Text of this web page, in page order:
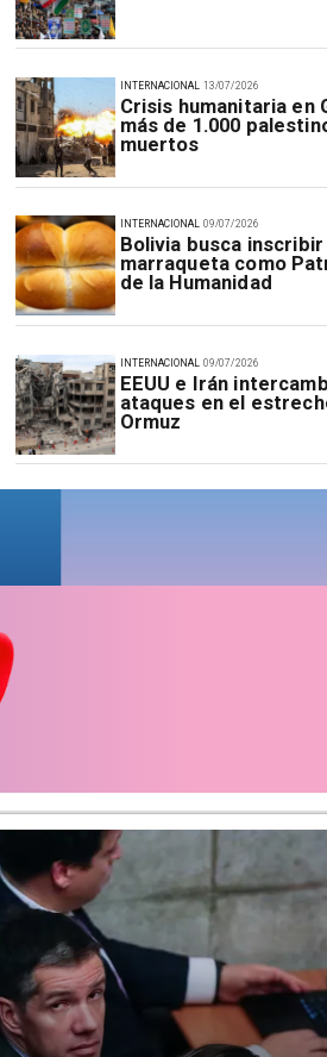
13/07/2026
Crisis humanitaria en
más de 1.000
muertos
INTERNACIONAL
09/07/2026
Bolivia busca inscribir
marraqueta como
de la Humanidad
INTERNACIONAL
09/07/2026
EEUU e Irán
ataques en el
Ormuz
INTERNACIONAL